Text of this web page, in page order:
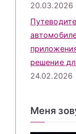
20.03.2026
решение
24.02.2026
Меня